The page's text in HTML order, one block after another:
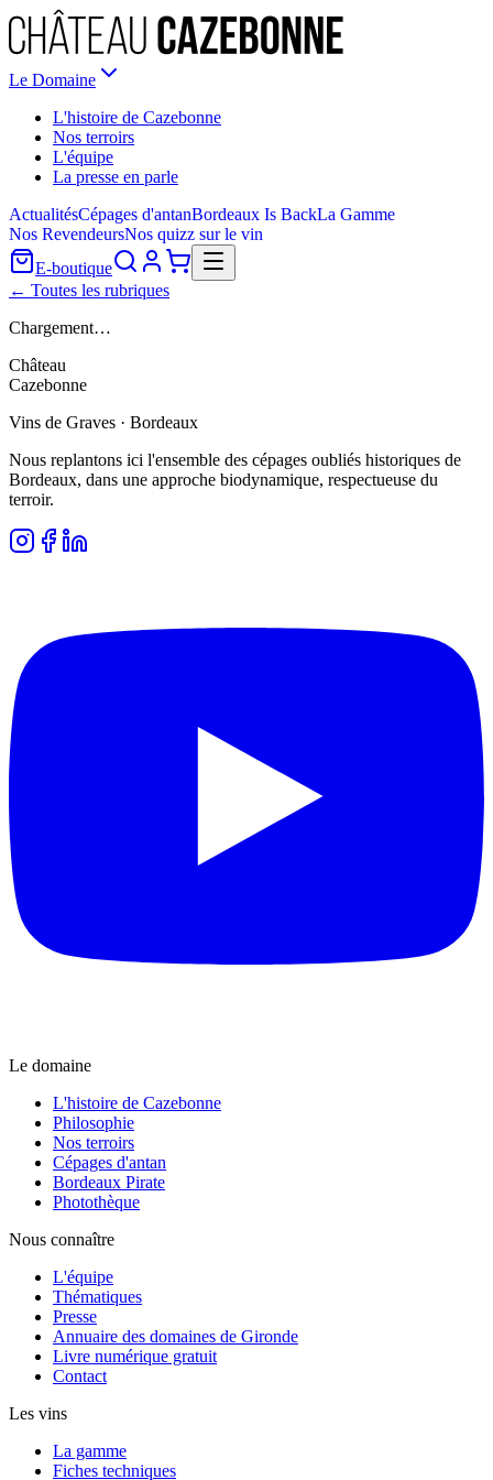
Le Domaine
L'histoire de Cazebonne
Nos terroirs
L'équipe
La presse en parle
ActualitésCépages d'antanBordeaux Is BackLa Gamme
Nos RevendeursNos quizz sur le vin
E-boutique
← Toutes les rubriques
Chargement…
Château
Cazebonne
Vins de Graves · Bordeaux
Nous replantons ici l'ensemble des cépages oubliés historiques de
Bordeaux, dans une approche biodynamique, respectueuse du
terroir.
Le domaine
L'histoire de Cazebonne
Philosophie
Nos terroirs
Cépages d'antan
Bordeaux Pirate
Photothèque
Nous connaître
L'équipe
Thématiques
Presse
Annuaire des domaines de Gironde
Livre numérique gratuit
Contact
Les vins
La gamme
Fiches techniques